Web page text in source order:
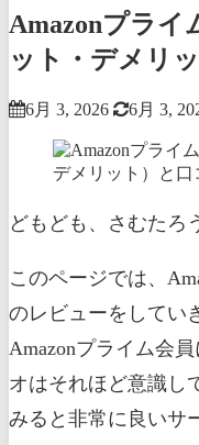
Amazonプライ
ット・デメリ
6月 3, 2026 6月 3,
どもども、さむたろ
このページでは、
のレビューをしてい
Amazonプライム会
オはそれほど意識し
みると非常に良いサ